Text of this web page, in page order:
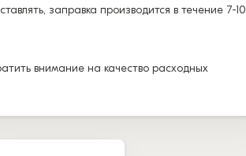
заправка производится в течение 7-10
внимание на качество расходных